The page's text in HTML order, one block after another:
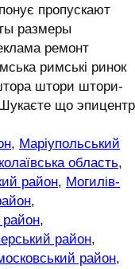
пропускают
размеры
ремонт
римські ринок
штори штори-
що эпицентр
, Маріупольський
область,
район, Могилів-
,
район,
район,
район,